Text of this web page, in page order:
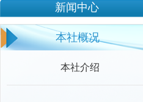
新闻中心
本社概况
本社介绍